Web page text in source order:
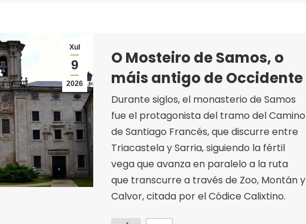
Xul
9
2026
O Mosteiro de Samos, o
máis antigo de Occidente
Durante siglos, el monasterio de Samos
fue el protagonista del tramo del Camino
de Santiago Francés, que discurre entre
Triacastela y Sarria, siguiendo la fértil
vega que avanza en paralelo a la ruta
que transcurre a través de Zoo, Montán y
Calvor, citada por el Códice Calixtino.